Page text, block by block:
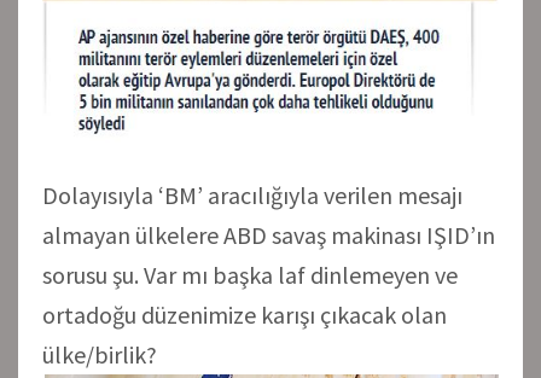
Dolayısıyla ‘BM’ aracılığıyla verilen mesajı
almayan ülkelere ABD savaş makinası IŞID’ın
sorusu şu. Var mı başka laf dinlemeyen ve
ortadoğu düzenimize karışı çıkacak olan
ülke/birlik?